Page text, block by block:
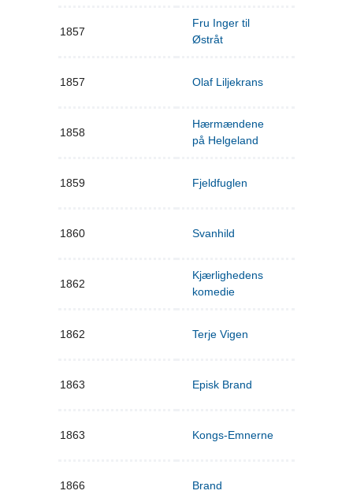
1857
Fru Inger til
Østråt
1857 Olaf Liljekrans
1858
Hærmændene
på Helgeland
1859 Fjeldfuglen
1860 Svanhild
1862
Kjærlighedens
komedie
1862 Terje Vigen
1863 Episk Brand
1863 Kongs-Emnerne
1866 Brand